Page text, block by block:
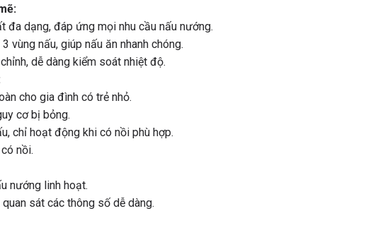
đa dạng, đáp ứng mọi nhu cầu nấu nướng.
vùng nấu, giúp nấu ăn nhanh chóng.
dễ dàng kiểm soát nhiệt độ.
cho gia đình có trẻ nhỏ.
cơ bị bỏng.
chỉ hoạt động khi có nồi phù hợp.
nồi.
nướng linh hoạt.
sát các thông số dễ dàng.